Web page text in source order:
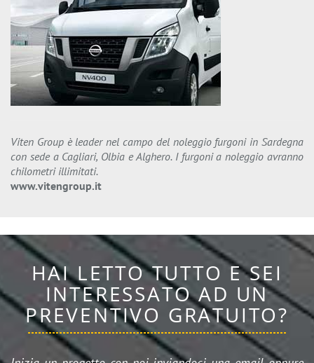
Viten Group è leader nel campo del noleggio furgoni in Sardegna
con sede a Cagliari, Olbia e Alghero. I furgoni a noleggio avranno
chilometri illimitati.
www.vitengroup.it
HAI LETTO TUTTO E SEI
INTERESSATO AD UN
PREVENTIVO GRATUITO?